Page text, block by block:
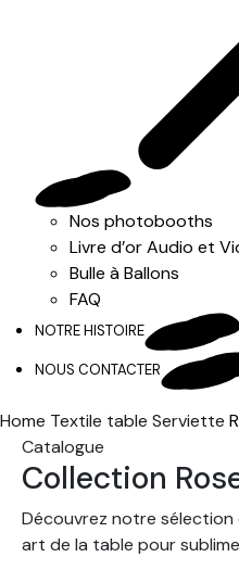
Nos photobooths
Livre d’or Audio et
Bulle à Ballons
FAQ
NOTRE HISTOIRE
NOUS CONTACTER
Home Textile table Serviette
Catalogue
Collection
Découvrez notre
art de la table pour